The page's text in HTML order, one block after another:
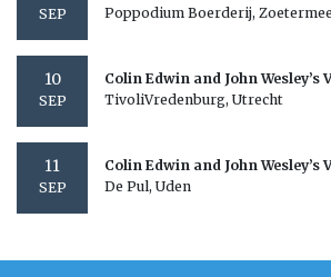
SEP
Poppodium Boerderij,
10
SEP
Colin Edwin and John Wesley’s
TivoliVredenburg, Utrecht
11
SEP
Colin Edwin and John Wesley’s
De Pul, Uden